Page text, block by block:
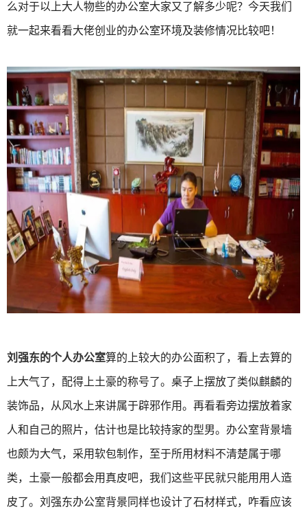
么对于以上大人物些的办公室大家又了解多少呢？今天我们
就一起来看看大佬创业的办公室环境及装修情况比较吧！
刘强东的个人办公室算的上较大的办公面积了，看上去算的
上大气了，配得上土豪的称号了。桌子上摆放了类似麒麟的
装饰品，从风水上来讲属于辟邪作用。再看看旁边摆放着家
人和自己的照片，估计也是比较持家的型男。办公室背景墙
也颇为大气，采用软包制作，至于所用材料不清楚属于哪
类，土豪一般都会用真皮吧，我们这些平民就只能用用人造
皮了。刘强东办公室背景同样也设计了石材样式，咋看应该